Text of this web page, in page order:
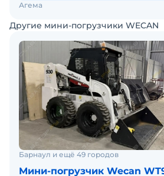
Агема
Другие мини-погрузчики WECAN
Барнаул и ещё 49 городов
Мини-погрузчик Wecan